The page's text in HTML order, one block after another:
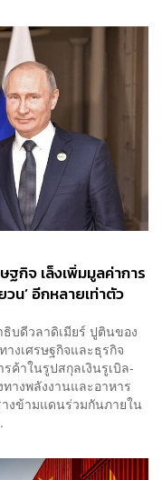
กิจ เล็งเพิ่มมูลค่าการ
วน’ อีกหลายเท่าตัว
บดีวลาดิเมียร์ ปูตินของ
งเศรษฐกิจและธุรกิจ
ค้าในรูปสกุลเงินรูเบิล-
างพลังงานและอาหาร
งข้ามแดนร่วมกันภายใน